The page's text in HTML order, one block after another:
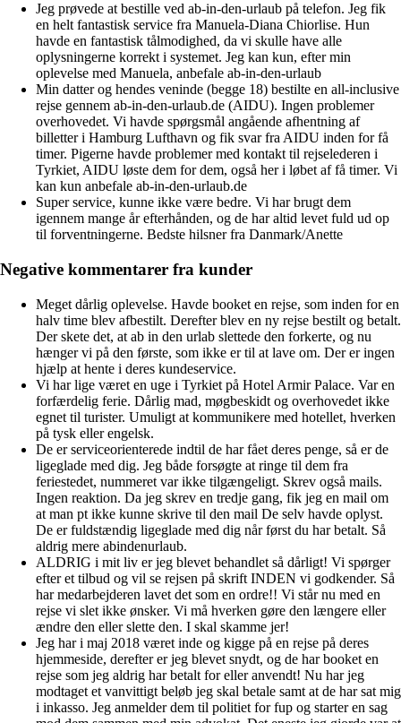
Jeg prøvede at bestille ved ab-in-den-urlaub på telefon. Jeg fik
en helt fantastisk service fra Manuela-Diana Chiorlise. Hun
havde en fantastisk tålmodighed, da vi skulle have alle
oplysningerne korrekt i systemet. Jeg kan kun, efter min
oplevelse med Manuela, anbefale ab-in-den-urlaub
Min datter og hendes veninde (begge 18) bestilte en all-inclusive
rejse gennem ab-in-den-urlaub.de (AIDU). Ingen problemer
overhovedet. Vi havde spørgsmål angående afhentning af
billetter i Hamburg Lufthavn og fik svar fra AIDU inden for få
timer. Pigerne havde problemer med kontakt til rejselederen i
Tyrkiet, AIDU løste dem for dem, også her i løbet af få timer. Vi
kan kun anbefale ab-in-den-urlaub.de
Super service, kunne ikke være bedre. Vi har brugt dem
igennem mange år efterhånden, og de har altid levet fuld ud op
til forventningerne. Bedste hilsner fra Danmark/Anette
Negative kommentarer fra kunder
Meget dårlig oplevelse. Havde booket en rejse, som inden for en
halv time blev afbestilt. Derefter blev en ny rejse bestilt og betalt.
Der skete det, at ab in den urlab slettede den forkerte, og nu
hænger vi på den første, som ikke er til at lave om. Der er ingen
hjælp at hente i deres kundeservice.
Vi har lige været en uge i Tyrkiet på Hotel Armir Palace. Var en
forfærdelig ferie. Dårlig mad, møgbeskidt og overhovedet ikke
egnet til turister. Umuligt at kommunikere med hotellet, hverken
på tysk eller engelsk.
De er serviceorienterede indtil de har fået deres penge, så er de
ligeglade med dig. Jeg både forsøgte at ringe til dem fra
feriestedet, nummeret var ikke tilgængeligt. Skrev også mails.
Ingen reaktion. Da jeg skrev en tredje gang, fik jeg en mail om
at man pt ikke kunne skrive til den mail De selv havde oplyst.
De er fuldstændig ligeglade med dig når først du har betalt. Så
aldrig mere abindenurlaub.
ALDRIG i mit liv er jeg blevet behandlet så dårligt! Vi spørger
efter et tilbud og vil se rejsen på skrift INDEN vi godkender. Så
har medarbejderen lavet det som en ordre!! Vi står nu med en
rejse vi slet ikke ønsker. Vi må hverken gøre den længere eller
ændre den eller slette den. I skal skamme jer!
Jeg har i maj 2018 været inde og kigge på en rejse på deres
hjemmeside, derefter er jeg blevet snydt, og de har booket en
rejse som jeg aldrig har betalt for eller anvendt! Nu har jeg
modtaget et vanvittigt beløb jeg skal betale samt at de har sat mig
i inkasso. Jeg anmelder dem til politiet for fup og starter en sag